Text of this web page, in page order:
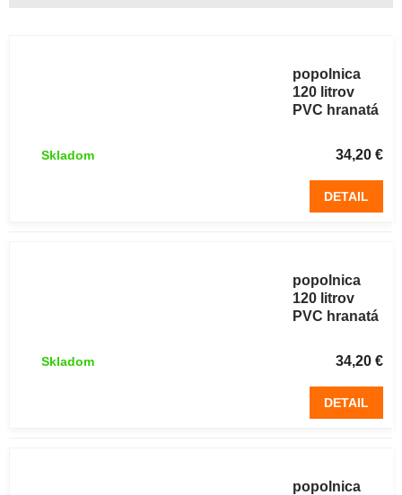
popolnica
120 litrov
PVC hranatá
34,20 €
Skladom
DETAIL
popolnica
120 litrov
PVC hranatá
34,20 €
Skladom
DETAIL
popolnica